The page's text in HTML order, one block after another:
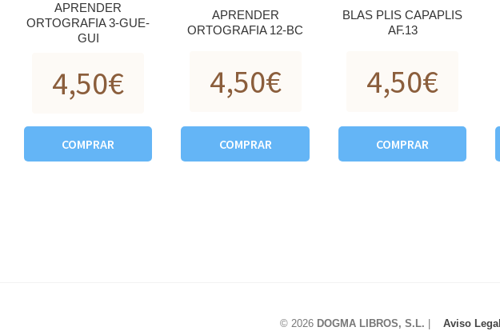
APRENDER
ORTOGRAFIA 3-GUE-
GUI
4,50€
COMPRAR
APRENDER
ORTOGRAFIA 12-BC
4,50€
COMPRAR
BLAS PLIS CAPAPLIS
AF.13
4,50€
COMPRAR
© 2026 DOGMA LIBROS, S.L. Aviso Legal